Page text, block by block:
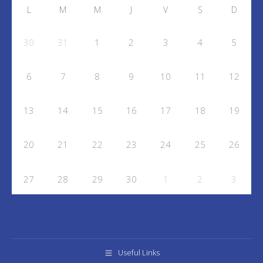
L M M J V S D
30 31 1 2 3 4 5
6 7 8 9 10 11 12
13 14 15 16 17 18 19
20 21 22 23 24 25 26
27 28 29 30 1 2 3
Useful Links